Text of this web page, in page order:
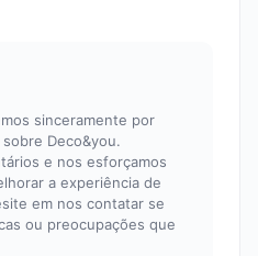
sinceramente por
Deco&you.
e nos esforçamos
a experiência de
em nos contatar se
ou preocupações que